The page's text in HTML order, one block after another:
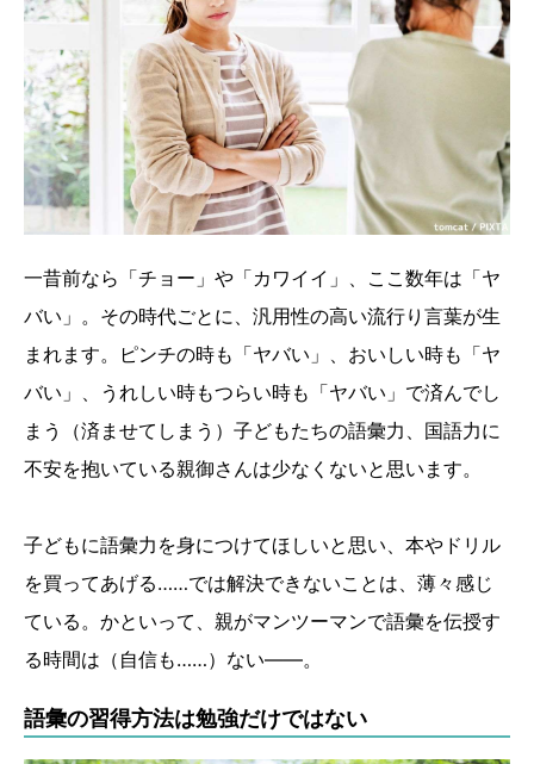
一昔前なら「チョー」や「カワイイ」、ここ数年は「ヤ
バい」。その時代ごとに、汎用性の高い流行り言葉が生
まれます。ピンチの時も「ヤバい」、おいしい時も「ヤ
バい」、うれしい時もつらい時も「ヤバい」で済んでし
まう（済ませてしまう）子どもたちの語彙力、国語力に
不安を抱いている親御さんは少なくないと思います。
子どもに語彙力を身につけてほしいと思い、本やドリル
を買ってあげる……では解決できないことは、薄々感じ
ている。かといって、親がマンツーマンで語彙を伝授す
る時間は（自信も……）ない――。
語彙の習得方法は勉強だけではない